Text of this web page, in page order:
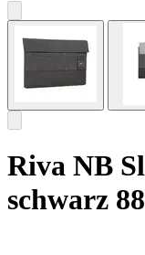
Riva NB
schwarz